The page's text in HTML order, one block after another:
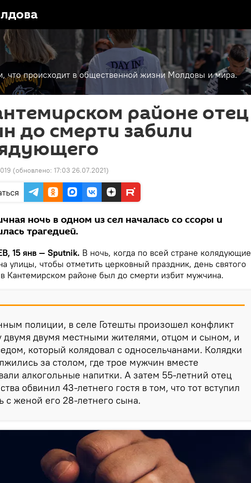
что происходит в общественной жизни Молдовы и мира.
районе отец
до смерти забили
(обновлено: 17:03 26.07.2021)
ночь в одном из сел началась со ссоры и
трагедией.
15 янв — Sputnik. В ночь, когда по всей стране колядующие
улицы, чтобы отметить церковный праздник, день святого
Кантемирском районе был до смерти избит мужчина.
полиции, в селе Готешты произошел конфликт
двумя двумя местными жителями, отцом и сыном, и
который колядовал с односельчанами. Колядки
за столом, где трое мужчин вместе
алкогольные напитки. А затем 55-летний отец
обвинил 43-летнего гостя в том, что тот вступил
с женой его 28-летнего сына.